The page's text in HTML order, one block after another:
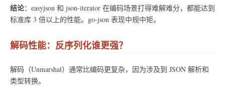
结论：easyjson 和 json-iterator 在编码场景打得难解难分，都能达到
标准库 3 倍以上的性能。go-json 表现中规中矩。
解码性能：反序列化谁更强？
解码（Unmarshal）通常比编码更复杂，因为涉及到 JSON 解析和
类型转换。